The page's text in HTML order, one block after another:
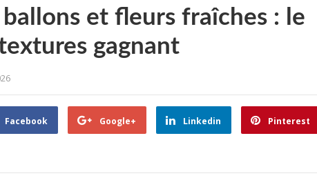
et fleurs fraîches : le
gagnant
Facebook Google+ Linkedin Pinterest